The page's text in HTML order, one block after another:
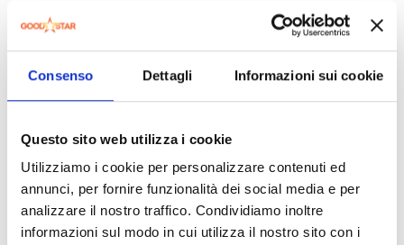
Consenso Dettagli Informazioni sui cookie
Questo sito web utilizza i cookie
Utilizziamo i cookie per personalizzare contenuti ed
annunci, per fornire funzionalità dei social media e per
analizzare il nostro traffico. Condividiamo inoltre
informazioni sul modo in cui utilizza il nostro sito con i
Lines
Game
1 €
Cycle 30000
Payout 65